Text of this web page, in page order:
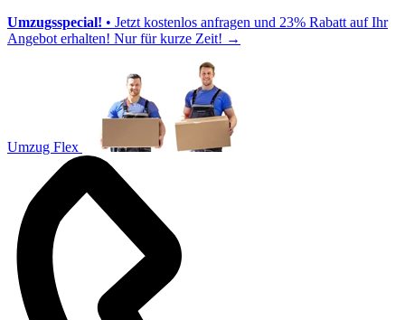
Umzugsspecial! • Jetzt kostenlos anfragen und 23% Rabatt auf Ihr
Angebot erhalten! Nur für kurze Zeit! →
Umzug Flex